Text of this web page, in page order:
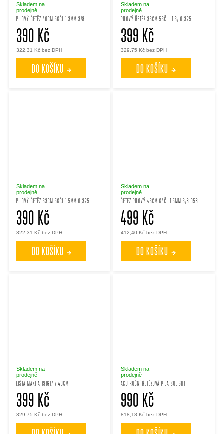
PILOVÝ ŘETĚZ 40CM 56ČL.1.3MM 3/8
Skladem na
prodejně
322,31 Kč bez DPH
390 Kč
DO KOŠÍKU
PILOVÝ ŘETĚZ 33CM 56ČL. 1.3/ 0,325
Skladem na
prodejně
329,75 Kč bez DPH
399 Kč
DO KOŠÍKU
PILOVÝ ŘETĚZ 33CM 56ČL.1.5MM 0,325
Skladem na
prodejně
322,31 Kč bez DPH
390 Kč
DO KOŠÍKU
ŘETEZ PILOVÝ 43CM 64ČL.1.5MM 3/8 058
Skladem na
prodejně
412,40 Kč bez DPH
499 Kč
DO KOŠÍKU
LIŠTA MAKITA 191G17-7 40CM
Skladem na
prodejně
329,75 Kč bez DPH
399 Kč
AKU RUČNÍ ŘETĚZOVÁ PILA SOLIGHT
Skladem na
prodejně
818,18 Kč bez DPH
990 Kč